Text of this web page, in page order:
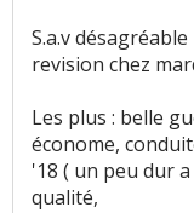
S.a.v
revision chez
Les plus : belle
économe,
'18 ( un peu dur
qualité,